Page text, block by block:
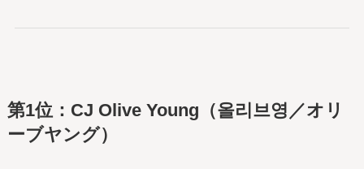
第1位：CJ Olive Young（올리브영／オリ
ーブヤング）